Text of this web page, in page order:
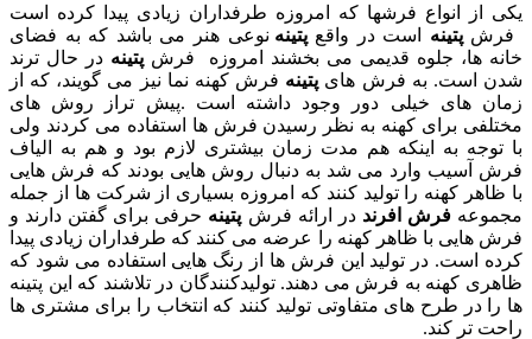
یکی از انواع فرشها که امروزه طرفداران زیادی پیدا کرده است
فرشپتینه است در واقعپتینه نوعی هنر می باشد که به فضای
خانه ها، جلوه قدیمی می بخشند امروزه فرش پتینه در حال ترند
شدن است. به فرش های پتینه فرش کهنه نما نیز می گویند، که از
زمان های خیلی دور وجود داشته است .پیش تراز روش های
مختلفی برای کهنه به نظر رسیدن فرش ها استفاده می کردند ولی
با توجه به اینکه هم مدت زمان بیشتری لازم بود و هم به الیاف
فرش آسیب وارد می شد به دنبال روش هایی بودند که فرش هایی
با ظاهر کهنه را تولید کنند که امروزه بسیاری از شرکت ها از جمله
مجموعه فرش افرند در ارائه فرش پتینه حرفی برای گفتن دارند و
فرش هایی با ظاهر کهنه را عرضه می کنند که طرفداران زیادی پیدا
کرده است. در تولید این فرش ها از رنگ هایی استفاده می شود که
ظاهری کهنه به فرش می دهند. تولیدکنندگان در تلاشند که این پتینه
ها را در طرح های متفاوتی تولید کنند که انتخاب را برای مشتری ها
راحت تر کند.